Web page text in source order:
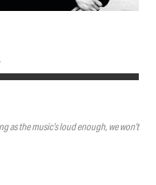
as the music’s loud enough, we won’t